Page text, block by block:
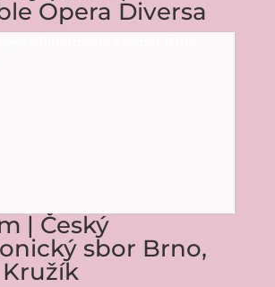
Opera Diversa
| Český
sbor Brno,